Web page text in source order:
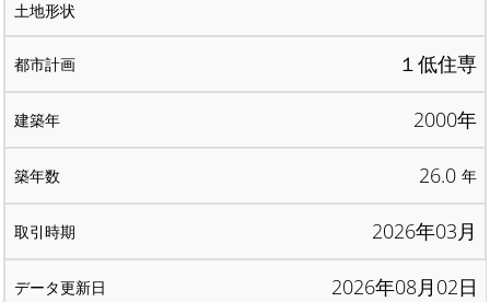
１低住専
2000年
26.0 年
2026年03月
2026年08月02日